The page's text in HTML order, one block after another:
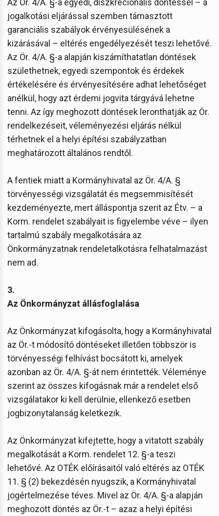
jogalkotási eljárással szemben támasztott
garanciális szabályok érvényesülésének a
kizárásával – eltérés engedélyezését teszi lehetővé.
Az Ör. 4/A. §-a alapján kiszámíthatatlan döntések
születhetnek, egyedi szempontok és érdekek
értékelésére és érvényesítésére adhat lehetőséget
anélkül, hogy azt érdemi jogvita tárgyává lehetne
tenni. Az így meghozott döntések leronthatják az Ör.
rendelkezéseit, véleményezési eljárás nélkül
térhetnek el a helyi építési szabályzatban
meghatározott általános rendtől.
A fentiek miatt a Kormányhivatal az Ör. 4/A. §
törvényességi vizsgálatát és megsemmisítését
kezdeményezte, mert álláspontja szerit az Étv. – a
Korm. rendelet szabályait is figyelembe véve – ilyen
tartalmú szabály megalkotására az
Önkormányzatnak rendeletalkotásra felhatalmazást
nem ad.
3.
Az Önkormányzat állásfoglalása
Az Önkormányzat kifogásolta, hogy a Kormányhivatal
az Ör.-t módosító döntéseket illetően többször is
törvényességi felhívást bocsátott ki, amelyek
azonban az Ör. 4/A. §-át nem érintették. Véleménye
szerint az összes kifogásnak már a rendelet első
vizsgálatakor ki kell derülnie, ellenkező esetben
jogbizonytalanság keletkezik.
Az Önkormányzat kifejtette, hogy a vitatott szabály
megalkotását a Korm. rendelet 12. §-a teszi
lehetővé. Az OTÉK előírásaitól való eltérés az OTÉK
11. § (2) bekezdésén nyugszik, a Kormányhivatal
jogértelmezése téves. Mivel az Ör. 4/A. §-a alapján
meghozott döntés az Ör.-t – azaz a helyi építési